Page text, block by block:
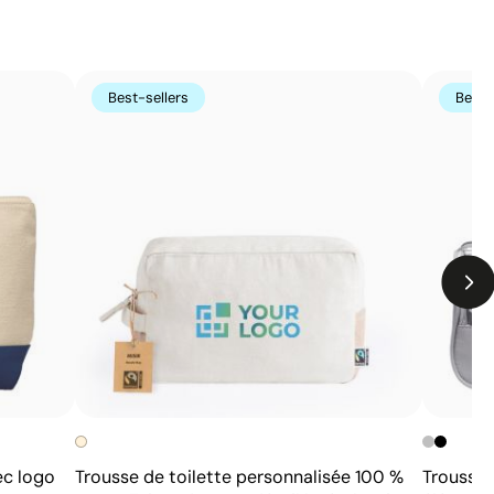
Non adaptée à l’impression de photographies ou de
dégradés
logo
Best-sellers
Trousse de toilette personnalisée 100 %